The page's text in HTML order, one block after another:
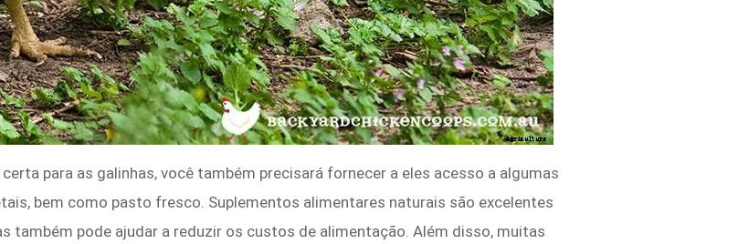
para as galinhas, você também precisará fornecer a eles acesso a algumas
bem como pasto fresco. Suplementos alimentares naturais são excelentes
também pode ajudar a reduzir os custos de alimentação. Além disso, muitas